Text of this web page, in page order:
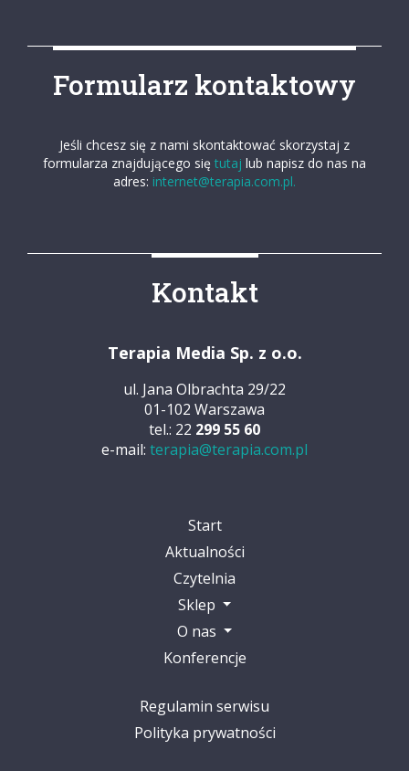
Formularz kontaktowy
Jeśli chcesz się z nami skontaktować skorzystaj z
formularza znajdującego się tutaj lub napisz do nas na
adres: internet@terapia.com.pl.
Kontakt
Terapia Media Sp. z o.o.
ul. Jana Olbrachta 29/22
01-102 Warszawa
tel.: 22 299 55 60
e-mail: terapia@terapia.com.pl
Start
Aktualności
Czytelnia
Sklep
O nas
Konferencje
Regulamin serwisu
Polityka prywatności